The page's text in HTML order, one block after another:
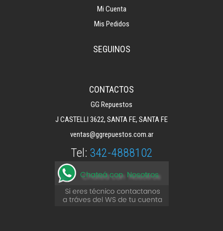
Mi Cuenta
Mis Pedidos
SEGUINOS
CONTACTOS
GG Repuestos
J CASTELLI 3622, SANTA FE, SANTA FE
ventas@ggrepuestos.com.ar
Tel: 342-4888102